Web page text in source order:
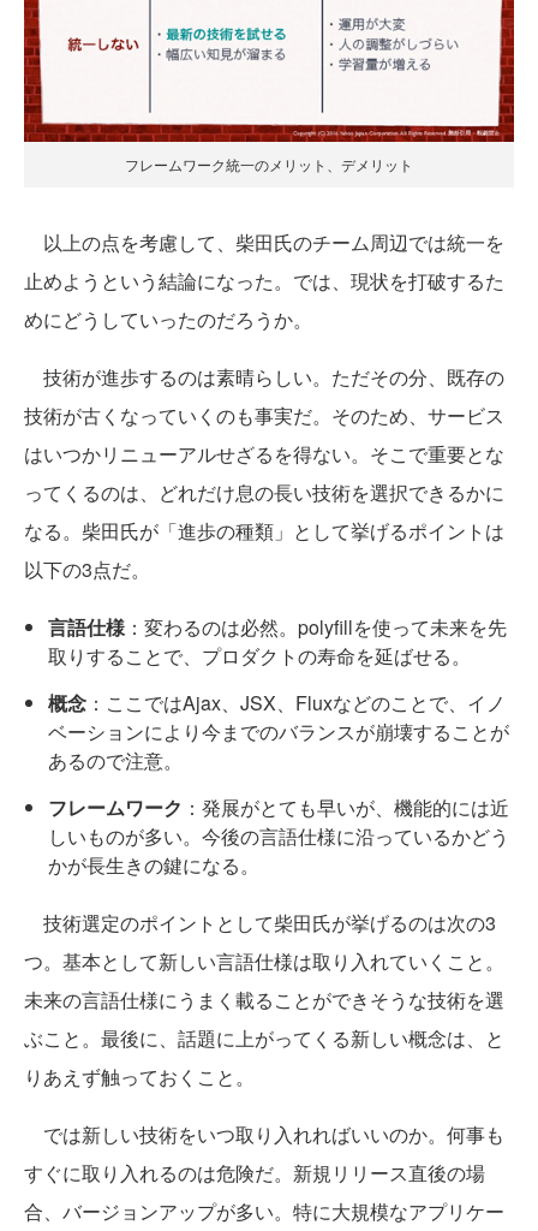
フレームワーク統一のメリット、デメリット
以上の点を考慮して、柴田氏のチーム周辺では統一を
止めようという結論になった。では、現状を打破するた
めにどうしていったのだろうか。
技術が進歩するのは素晴らしい。ただその分、既存の
技術が古くなっていくのも事実だ。そのため、サービス
はいつかリニューアルせざるを得ない。そこで重要とな
ってくるのは、どれだけ息の長い技術を選択できるかに
なる。柴田氏が「進歩の種類」として挙げるポイントは
以下の3点だ。
言語仕様：変わるのは必然。polyfillを使って未来を先
取りすることで、プロダクトの寿命を延ばせる。
概念 ：ここではAjax、JSX、Fluxなどのことで、イノ
ベーションにより今までのバランスが崩壊することが
あるので注意。
フレームワーク ：発展がとても早いが、機能的には近
しいものが多い。今後の言語仕様に沿っているかどう
かが長生きの鍵になる。
技術選定のポイントとして柴田氏が挙げるのは次の3
つ。基本として新しい言語仕様は取り入れていくこと。
未来の言語仕様にうまく載ることができそうな技術を選
ぶこと。最後に、話題に上がってくる新しい概念は、と
りあえず触っておくこと。
では新しい技術をいつ取り入れればいいのか。何事も
すぐに取り入れるのは危険だ。新規リリース直後の場
合、バージョンアップが多い。特に大規模なアプリケー